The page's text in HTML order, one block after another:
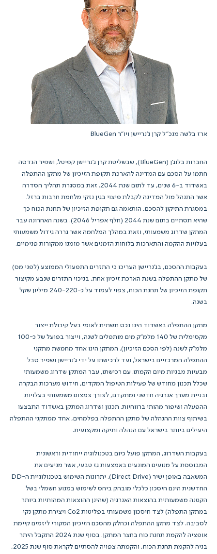
ארז בלשה מנכ"ל קרן ג'נריישן ויו"ר BlueGen
החברות בלוג'ן (BlueGen), שבשליטת קרן ג'נריישן קפיטל, ושפיר הנדסה
חתמו על הסכם עם המדינה להארכת תקופת הזיכיון של מתקן ההתפלה
באשדוד ב-6 שנים, עד לתום שנת 2044. זאת במסגרת תהליך הסדרה
אשר התנהל מול המדינה לקבלת פיצוי בגין נזקי מלחמת חרבות ברזל.
במסגרת התיקון להסכם, הותאמה גם תקופת הזיכיון של תחנת הכוח כך
שהיא תסתיים בתום שנת 2044 (חלף אפריל 2046). בשנה האחרונה עבר
המתקן שדרוג משמעותי, וזאת במהלך המלחמה אשר גררה גידול משמעותי
בעלויות ההקמה והתארכות בלוחות הזמנים אשר מומנו ממקורות פנימיים.
בעקבות ההסכם, בג'נריישן העריכו כי התזרים התפעולי הממוצע (לפני מס)
של מתקן ההתפלה בשנת הארכת זיכיון אחת, בניכוי התזרים שנבע מקיצור
תקופת הזיכיון של תחנת הכוח, צפוי לעמוד על כ-240-220 מיליון שקל
בשנה.
מתקן ההתפלה באשדוד הינו נכס תשתית לאומי בעל קיבולת ייצור
מקסימלית של 140 מלמ"ק מים מותפלים לשנה, וייצור בפועל של כ-100
מלמ"ק לשנה (לפי הסכם הזיכיון). המתקן הינו אחד מחמשת מתקני
ההתפלה המרכזיים בישראל, ועד לרכישתו על ידי ג'נריישן ושפיר סבל
מבעיות מבניות מיום הקמתו. עם רכישתו, עבר המתקן שדרוג משמעותי
שכלל תכנון מחודש של פעילות הטיפול המקדים, חידוש מערכות הבקרה
ובניית מערך אנרגיה חדשני ומתקדם, לצורך צמצום משמעותי בעלויות
ההפעלה ושיפור מהותי ברווחיות. תכנון ושדרוג המתקן באשדוד התבצעו
בשיתוף צוות ההנהלה של מתקן ההתפלה בפלמחים, אחד ממתקני ההתפלה
היעילים ביותר בישראל עם הנהלה ותיקה ומקצועית.
בעקבות השדרוג, המתקן פועל כיום בטכנולוגיה ייחודית וראשונית
המבוססת על מנועים המונעים באמצעות גז טבעי, אשר מניעים את
המשאבה באופן ישיר (Direct Drive). יתרונות השימוש בטכנולוגיית ה-DD
החדשנית הינם חיסכון כלכלי מובהק ביחס לשימוש במנוע חשמלי בשל
הקטנה משמעותית בהוצאות האנרגיה (שהינן ההוצאות המהותיות ביותר
במתקן התפלה) לצד חיסכון משמעותי בפליטות Co2 ויצירת מתקן נקי
לסביבה. לצד מתקן ההתפלה וכחלק מהסכם הזיכיון המקורי ליזמים קיימת
אופציה להקמת תחנת כוח בחצר המתקן. בסוף שנת 2024 התקבל היתר
בניה להקמת תחנת הכוח, והקמתה צפויה להסתיים לקראת סוף שנת 2025,